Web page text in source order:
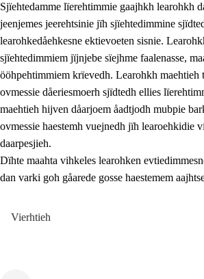
Sjïehtedamme lïerehtimmie gaajhkh learohkh
jeenjemes jeerehtsinie jïh sjïehtedimmine
learohkedåehkesne ektievoeten sisnie.
sjïehtedimmiem jïjnjebe sïejhme faalenasse,
ööhpehtimmiem krïevedh. Learohkh maehtieh
ovmessie dåeriesmoerh sjïdtedh ellies
maehtieh hijven dåarjoem åadtjodh mubpie
ovmessie haestemh vuejnedh jïh learoehkidie
daarpesjieh.
Dïhte maahta vihkeles learohken
dan varki goh gåarede gosse haestemem
Vierhtieh